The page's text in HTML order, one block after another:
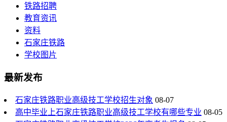
铁路招聘
教育资讯
资料
石家庄铁路
学校图片
最新发布
石家庄铁路职业高级技工学校招生对象 08-07
高中毕业上石家庄铁路职业高级技工学校有哪些专业 08-05